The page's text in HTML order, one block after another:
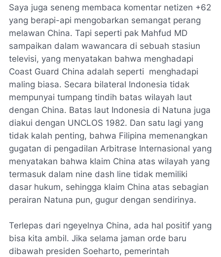
Saya juga seneng membaca komentar netizen +62
yang berapi-api mengobarkan semangat perang
melawan China. Tapi seperti pak Mahfud MD
sampaikan dalam wawancara di sebuah stasiun
televisi, yang menyatakan bahwa menghadapi
Coast Guard China adalah seperti menghadapi
maling biasa. Secara bilateral Indonesia tidak
mempunyai tumpang tindih batas wilayah laut
dengan China. Batas laut Indonesia di Natuna juga
diakui dengan UNCLOS 1982. Dan satu lagi yang
tidak kalah penting, bahwa Filipina memenangkan
gugatan di pengadilan Arbitrase Internasional yang
menyatakan bahwa klaim China atas wilayah yang
termasuk dalam nine dash line tidak memiliki
dasar hukum, sehingga klaim China atas sebagian
perairan Natuna pun, gugur dengan sendirinya.
Terlepas dari ngeyelnya China, ada hal positif yang
bisa kita ambil. Jika selama jaman orde baru
dibawah presiden Soeharto, pemerintah